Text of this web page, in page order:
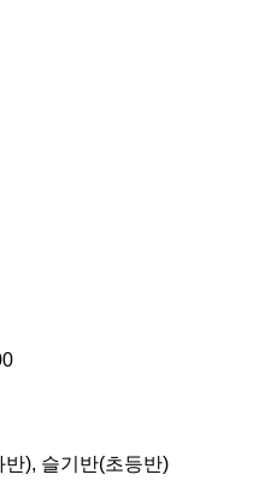
), 슬기반(초등반)